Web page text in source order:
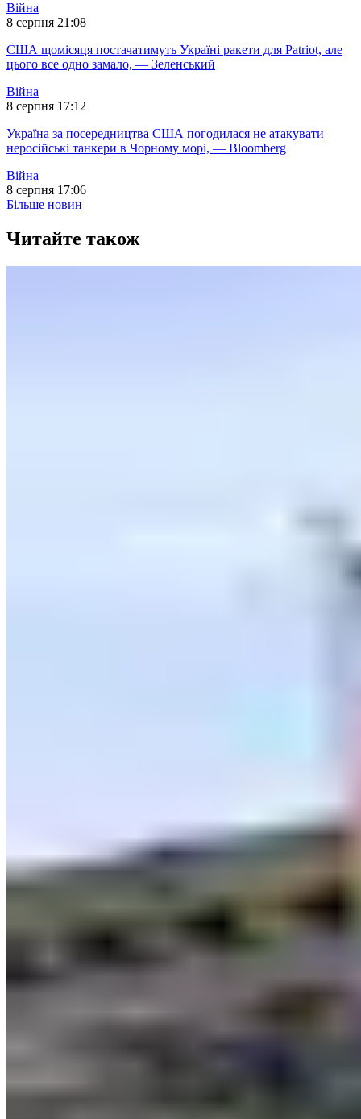
Війна
8 серпня 21:08
США щомісяця постачатимуть Україні ракети для Patriot, але
цього все одно замало, — Зеленський
Війна
8 серпня 17:12
Україна за посередництва США погодилася не атакувати
неросійські танкери в Чорному морі, — Bloomberg
Війна
8 серпня 17:06
Більше новин
Читайте також